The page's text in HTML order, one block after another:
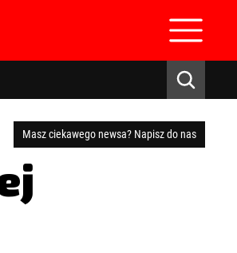
Masz ciekawego newsa? Napisz do nas